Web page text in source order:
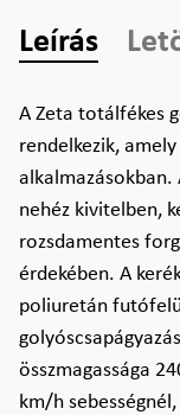
Leírás
A Zeta totálfékes
rendelkezik,
alkalmazásokban.
nehéz kivitelben,
rozsdamentes
érdekében. A
poliuretán
összmagassága
km/h